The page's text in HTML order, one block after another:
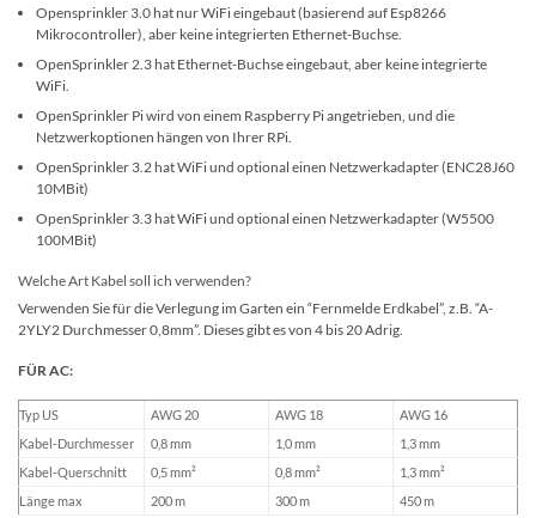
Opensprinkler 3.0 hat nur WiFi eingebaut (basierend auf Esp8266
Mikrocontroller), aber keine integrierten Ethernet-Buchse.
OpenSprinkler 2.3 hat Ethernet-Buchse eingebaut, aber keine integrierte
WiFi.
OpenSprinkler Pi wird von einem Raspberry Pi angetrieben, und die
Netzwerkoptionen hängen von Ihrer RPi.
OpenSprinkler 3.2 hat WiFi und optional einen Netzwerkadapter (ENC28J60
10MBit)
OpenSprinkler 3.3 hat WiFi und optional einen Netzwerkadapter (W5500
100MBit)
Welche Art Kabel soll ich verwenden?
Verwenden Sie für die Verlegung im Garten ein “Fernmelde Erdkabel”, z.B. “A-
2YLY2 Durchmesser 0,8mm”. Dieses gibt es von 4 bis 20 Adrig.
FÜR AC:
Typ US AWG 20 AWG 18
AWG 16
Kabel-Durchmesser
0,8 mm 1,0 mm
1,3 mm
Kabel-Querschnitt
0,5 mm² 0,8 mm²
1,3 mm²
Länge max
200 m 300 m 450 m